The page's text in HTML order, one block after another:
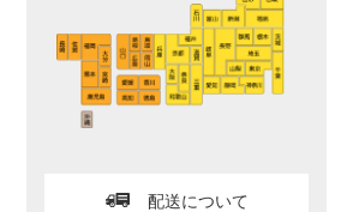
配送について